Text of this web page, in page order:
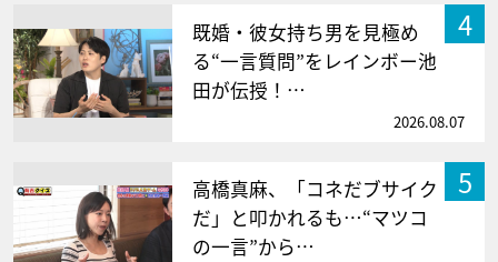
4
既婚・彼女持ち男を見極め
る“一言質問”をレインボー池
田が伝授！…
2026.08.07
5
高橋真麻、「コネだブサイク
だ」と叩かれるも…“マツコ
の一言”から…